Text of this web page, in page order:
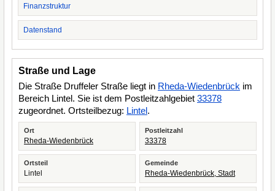
Finanzstruktur
Datenstand
Straße und Lage
Die Straße Druffeler Straße liegt in Rheda-Wiedenbrück im
Bereich Lintel. Sie ist dem Postleitzahlgebiet 33378
zugeordnet. Ortsteilbezug: Lintel.
Ort
Rheda-Wiedenbrück
Postleitzahl
33378
Ortsteil
Lintel
Gemeinde
Rheda-Wiedenbrück, Stadt